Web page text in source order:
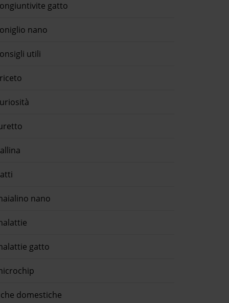
gatto
nano
utili
nano
gatto
domestiche